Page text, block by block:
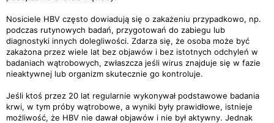
Nosiciele HBV często dowiadują się o zakażeniu przypadkowo, np.
podczas rutynowych badań, przygotowań do zabiegu lub
diagnostyki innych dolegliwości. Zdarza się, że osoba może być
zakażona przez wiele lat bez objawów i bez istotnych odchyleń w
badaniach wątrobowych, zwłaszcza jeśli wirus znajduje się w fazie
nieaktywnej lub organizm skutecznie go kontroluje.
Jeśli ktoś przez 20 lat regularnie wykonywał podstawowe badania
krwi, w tym próby wątrobowe, a wyniki były prawidłowe, istnieje
możliwość, że HBV nie dawał objawów i nie był aktywny. Jednak